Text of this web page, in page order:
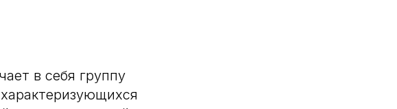
в себя группу